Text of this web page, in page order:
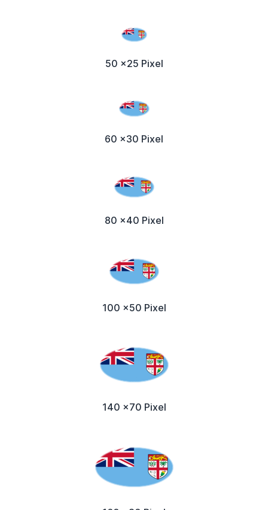
50 x25 Pixel
60 x30 Pixel
80 x40 Pixel
100 x50 Pixel
140 x70 Pixel